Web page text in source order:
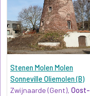
Stenen Molen Molen
Sonneville Oliemolen (B)
Zwijnaarde (Gent), Oost-